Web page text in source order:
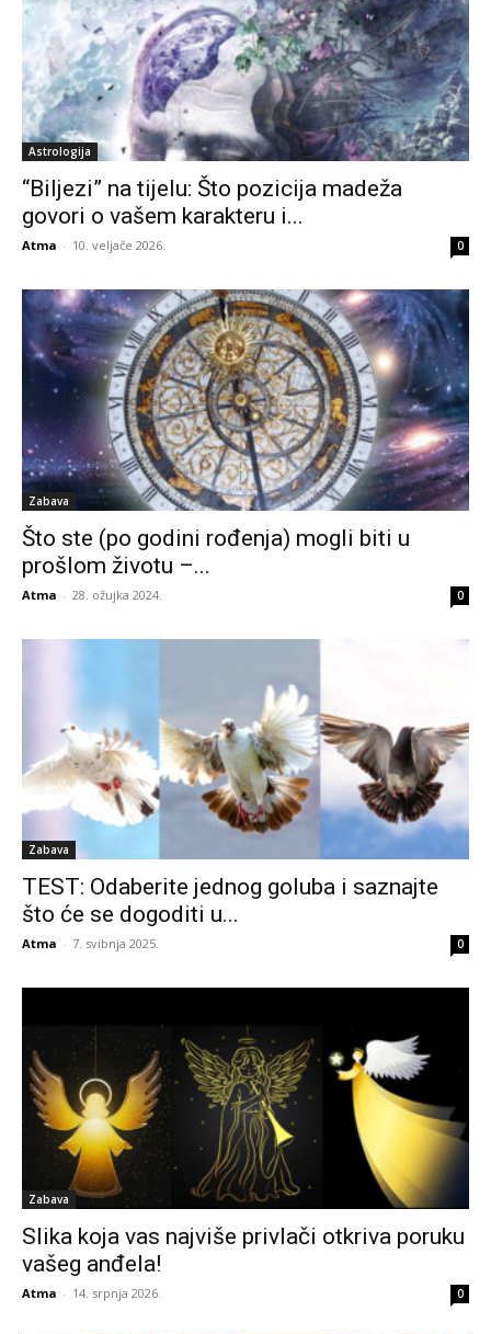
Astrologija
“Biljezi” na tijelu: Što pozicija madeža
govori o vašem karakteru i...
Atma - 10. veljače 2026. 0
Zabava
Što ste (po godini rođenja) mogli biti u
prošlom životu –...
Atma - 28. ožujka 2024. 0
Zabava
TEST: Odaberite jednog goluba i saznajte
što će se dogoditi u...
Atma - 7. svibnja 2025. 0
Zabava
Slika koja vas najviše privlači otkriva poruku
vašeg anđela!
Atma - 14. srpnja 2026. 0